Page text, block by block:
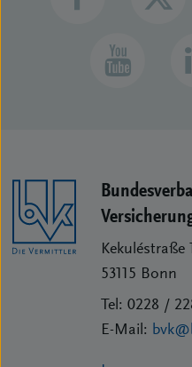
Kekuléstraße
53115 Bonn
Tel: 0228 /
E-Mail: